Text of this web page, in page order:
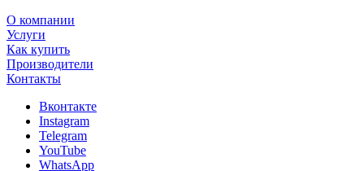
О компании
Услуги
Как купить
Производители
Контакты
Вконтакте
Instagram
Telegram
YouTube
WhatsApp